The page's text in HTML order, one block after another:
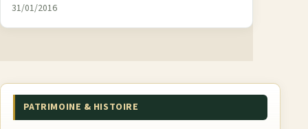
31/01/2016
PATRIMOINE & HISTOIRE